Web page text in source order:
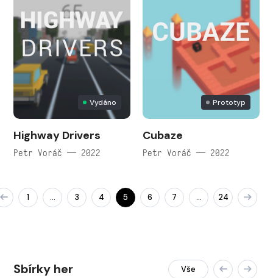
Vydáno
Highway Drivers
Petr Voráč — 2022
Prototyp
Cubaze
Petr Voráč — 2022
1 … 3 4 5 6 7 … 24
Sbírky her Vše